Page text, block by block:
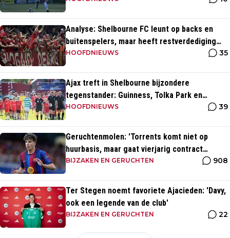
Analyse: Shelbourne FC leunt op backs en
buitenspelers, maar heeft restverdediging
totaal niet op orde
HOOFDNIEUWS 35
Ajax treft in Shelbourne bijzondere
tegenstander: Guinness, Tolka Park en
bijzonder lage marktwaarde
HOOFDNIEUWS 39
Geruchtenmolen: 'Torrents komt niet op
huurbasis, maar gaat vierjarig contract
tekenen bij Ajax'
BIJZAKEN EN GERUCHTEN 908
Ter Stegen noemt favoriete Ajacieden: 'Davy,
ook een legende van de club'
BIJZAKEN EN GERUCHTEN 22